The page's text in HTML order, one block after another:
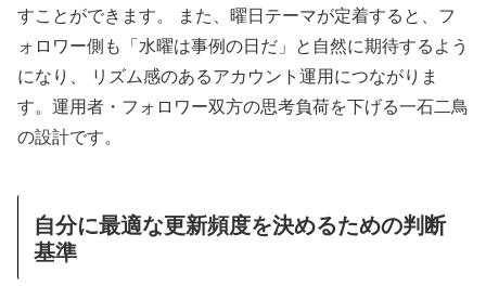
すことができます。 また、曜日テーマが定着すると、フ
ォロワー側も「水曜は事例の日だ」と自然に期待するよう
になり、 リズム感のあるアカウント運用につながりま
す。運用者・フォロワー双方の思考負荷を下げる一石二鳥
の設計です。
自分に最適な更新頻度を決めるための判断
基準